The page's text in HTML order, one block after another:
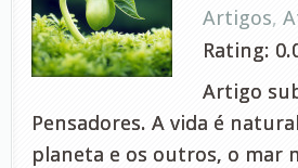
Artigos,
Rating:
Artigo
Pensadores. A vida é
planeta e os outros, o mar